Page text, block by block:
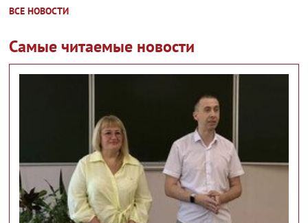
ВСЕ НОВОСТИ
Самые читаемые новости